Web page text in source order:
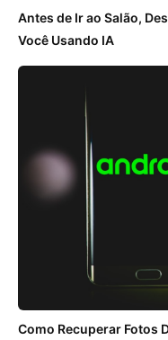
Antes de Ir ao Salão,
Você Usando IA
Como Recuperar Fotos